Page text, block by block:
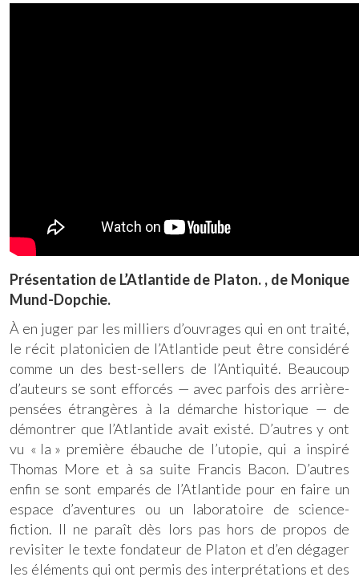
Présentation de L’Atlantide de Platon. , de Monique
Mund-Dopchie.
À en juger par les milliers d’ouvrages qui en ont traité,
le récit platonicien de l’Atlantide peut être considéré
comme un des best-sellers de l’Antiquité. Beaucoup
d’auteurs se sont efforcés — avec parfois des arrière-
pensées étrangères à la démarche historique — de
démontrer que l’Atlantide avait existé. D’autres y ont
vu « la » première ébauche de l’utopie, qui a inspiré
Thomas More et à sa suite Francis Bacon. D’autres
enfin se sont emparés de l’Atlantide pour en faire un
espace d’aventures ou un laboratoire de science-
fiction. Il ne paraît dès lors pas hors de propos de
revisiter le texte fondateur de Platon et d’en dégager
les éléments qui ont permis des interprétations et des